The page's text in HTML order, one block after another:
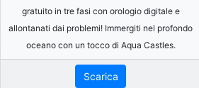
gratuito in tre fasi con orologio digitale e
allontanati dai problemi! Immergiti nel profondo
oceano con un tocco di Aqua Castles.
Scarica